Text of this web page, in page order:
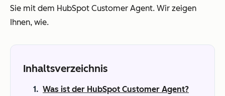
Sie mit dem HubSpot Customer Agent. Wir zeigen
Ihnen, wie.
Inhaltsverzeichnis
Was ist der HubSpot Customer Agent?